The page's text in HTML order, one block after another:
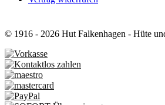
© 1916 - 2026 Hut Falkenhagen - Hüte